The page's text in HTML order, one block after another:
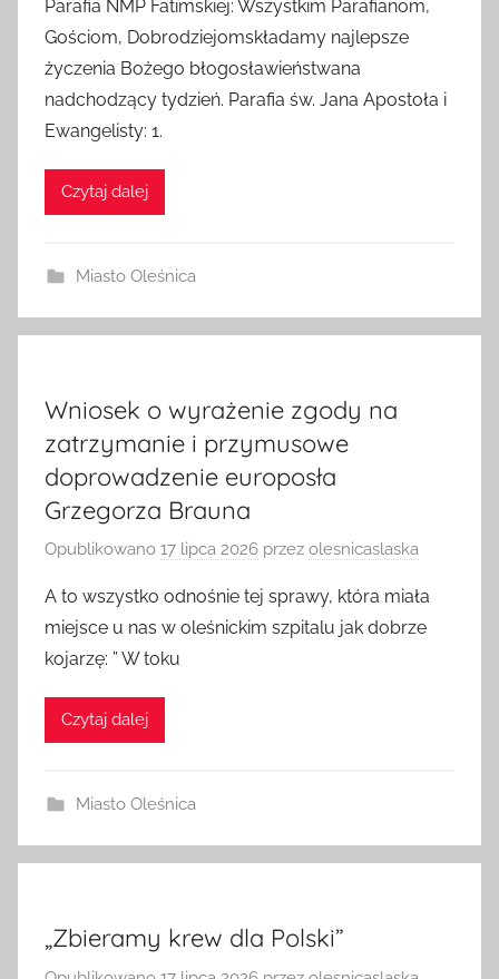
Parafia NMP Fatimskiej: Wszystkim Parafianom,
Gościom, Dobrodziejomskładamy najlepsze
życzenia Bożego błogosławieństwana
nadchodzący tydzień. Parafia św. Jana Apostoła i
Ewangelisty: 1.
Czytaj dalej
Miasto Oleśnica
Wniosek o wyrażenie zgody na
zatrzymanie i przymusowe
doprowadzenie europosła
Grzegorza Brauna
Opublikowano 17 lipca 2026 przez olesnicaslaska
A to wszystko odnośnie tej sprawy, która miała
miejsce u nas w oleśnickim szpitalu jak dobrze
kojarzę: ” W toku
Czytaj dalej
Miasto Oleśnica
„Zbieramy krew dla Polski”